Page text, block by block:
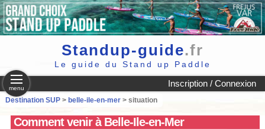
Standup-guide.fr
Le guide du Stand up Paddle
Inscription / Connexion
menu
Destination SUP> belle-ile-en-mer> situation
Comment venir à Belle-Ile-en-Mer